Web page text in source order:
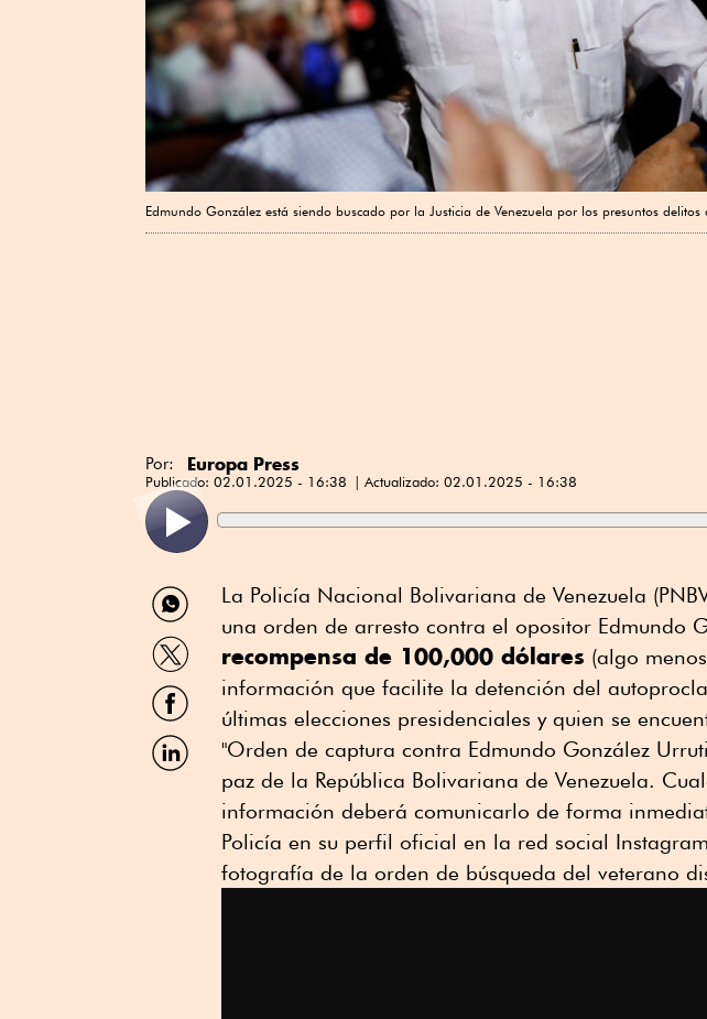
Edmundo González está siendo buscado por la Justicia de Venezuela por los presuntos delitos
Por: Europa Press
Publicado: 02.01.2025 - 16:38 Actualizado: 02.01.2025 - 16:38
Compartir
por
WhatsApp
Compartir
por
Twitter
Compartir
por
Facebook
Compartir
por
La Policía Nacional Bolivariana de Venezuela
una orden de arresto contra el opositor Edmundo
recompensa de 100,000 dólares (algo
información que facilite la detención del
últimas elecciones presidenciales y quien se
"Orden de captura contra Edmundo González
paz de la República Bolivariana de Venezuela.
información deberá comunicarlo de forma
Policía en su perfil oficial en la red social
fotografía de la orden de búsqueda del veterano